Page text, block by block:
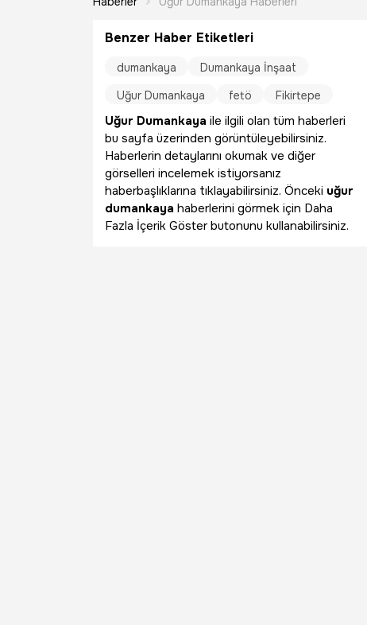
Benzer Haber Etiketleri
dumankaya
Dumankaya İnşaat
Uğur Dumankaya
fetö Fikirtepe
Uğur Dumankaya ile ilgili olan tüm haberleri
bu sayfa üzerinden görüntüleyebilirsiniz.
Haberlerin detaylarını okumak ve diğer
görselleri incelemek istiyorsanız
haberbaşlıklarına tıklayabilirsiniz. Önceki uğur
dumankaya haberlerini görmek için Daha
Fazla İçerik Göster butonunu kullanabilirsiniz.